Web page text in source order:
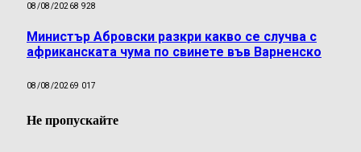
08/08/20268 928
Министър Абровски разкри какво се случва с
африканската чума по свинете във Варненско
08/08/20269 017
Не пропускайте